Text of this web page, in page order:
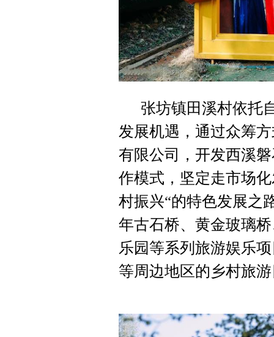
张坊镇田溪村依托
发展机遇，通过众筹
有限公司，开发西溪
作模式，坚定走市场
村振兴“的特色发展之
年古石桥、黄金玻璃
乐园等系列旅游娱乐
等周边地区的乡村旅